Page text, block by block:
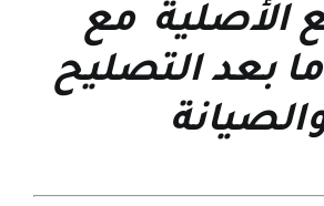
الأصلية مع
بعد التصليح